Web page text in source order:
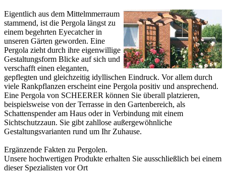
Eigentlich aus dem Mittelmmerraum
stammend, ist die Pergola längst zu
einem begehrten Eyecatcher in
unseren Gärten geworden. Eine
Pergola zieht durch ihre eigenwillige
Gestaltungsform Blicke auf sich und
verschafft einen eleganten,
gepflegten und gleichzeitig idyllischen Eindruck. Vor allem durch
viele Rankpflanzen erscheint eine Pergola positiv und ansprechend.
Eine Pergola von SCHEERER können Sie überall platzieren,
beispielsweise von der Terrasse in den Gartenbereich, als
Schattenspender am Haus oder in Verbindung mit einem
Sichtschutzzaun. Sie gibt zahllose außergewöhnliche
Gestaltungsvarianten rund um Ihr Zuhause.
Ergänzende Fakten zu Pergolen.
Unsere hochwertigen Produkte erhalten Sie ausschließlich bei einem
dieser Spezialisten vor Ort